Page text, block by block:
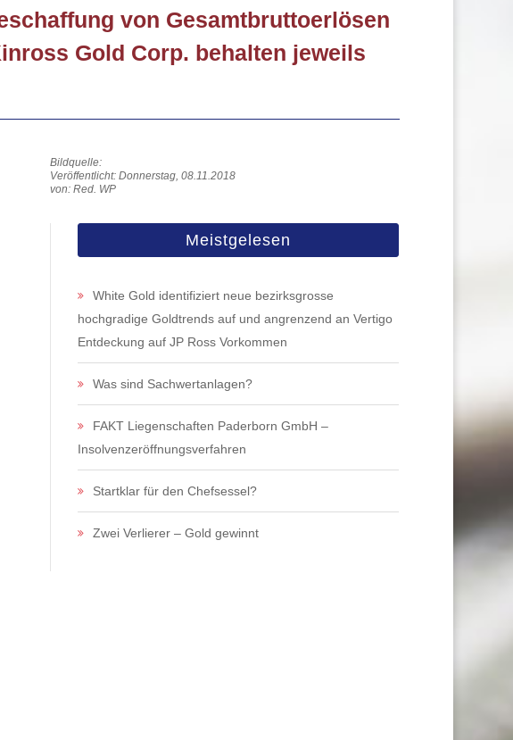
von Gesamtbruttoerlösen
Gold Corp. behalten jeweils
Veröffentlicht: Donnerstag, 08.11.2018
von: Red. WP
Meistgelesen
White Gold identifiziert neue bezirksgrosse
hochgradige Goldtrends auf und angrenzend an Vertigo
Entdeckung auf JP Ross Vorkommen
Was sind Sachwertanlagen?
FAKT Liegenschaften Paderborn GmbH –
Insolvenzeröffnungsverfahren
Startklar für den Chefsessel?
Zwei Verlierer – Gold gewinnt